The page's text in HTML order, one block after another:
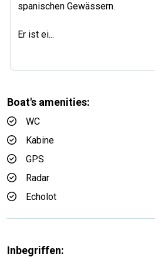
spanischen Gewässern.
Er ist ei...
Boat's amenities:
WC
Kabine
GPS
Radar
Echolot
Inbegriffen: